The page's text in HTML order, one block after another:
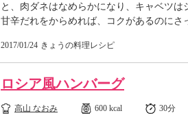
と、肉ダネはなめらかになり、キャベツは
甘辛だれをからめれば、コクがあるのにさ
2017/01/24 きょうの料理レシピ
ロシア風ハンバーグ
高山 なおみ 600 kcal 30分